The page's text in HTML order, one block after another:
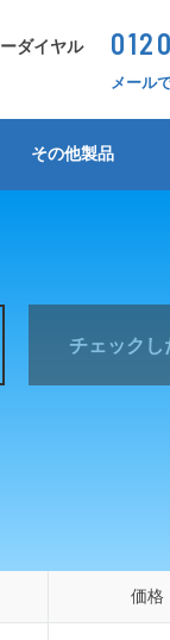
シーンから探す
SEARCH BY SCHENE
ダイヤル
メール
その他製品形状・
MS2900シリーズ
形状・
形状・
形状・
形状・
形状・
イソレータ
チェックし
価格
価格